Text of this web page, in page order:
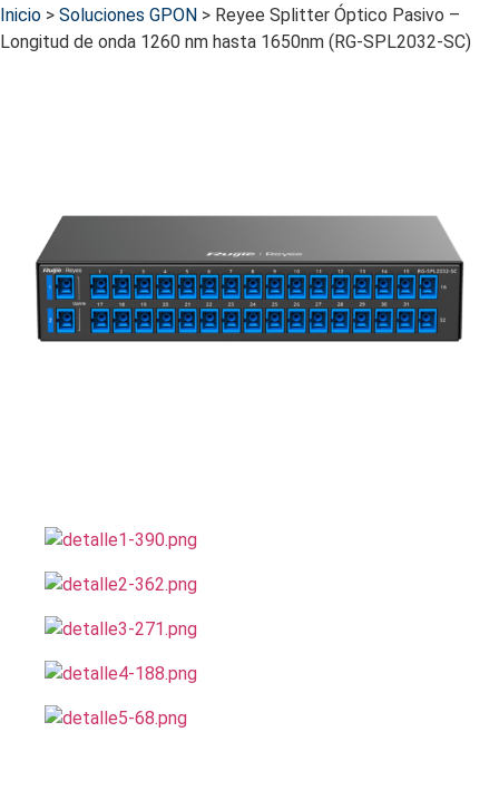
Inicio > Soluciones GPON > Reyee Splitter Óptico Pasivo –
Longitud de onda 1260 nm hasta 1650nm (RG-SPL2032-SC)